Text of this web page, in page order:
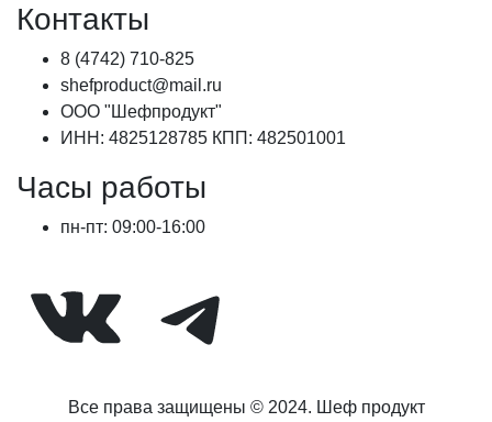
433,00 ₽.
Контакты
8 (4742) 710-825
shefproduct@mail.ru
ООО "Шефпродукт"
ИНН: 4825128785 КПП: 482501001
Часы работы
пн-пт: 09:00-16:00
ВКонтактеTelegram
Все права защищены © 2024. Шеф продукт